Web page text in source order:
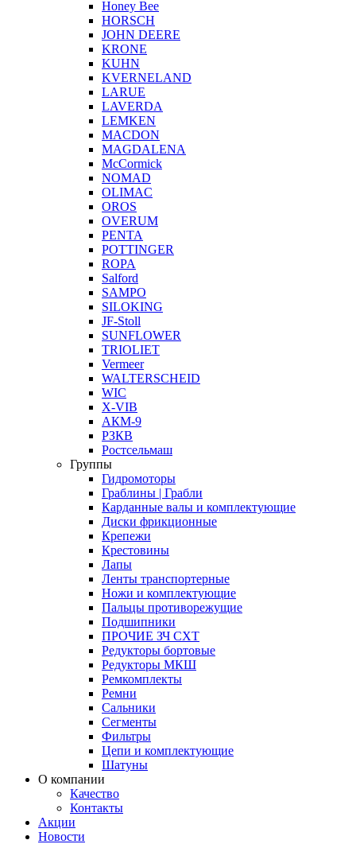
Honey Bee
HORSCH
JOHN DEERE
KRONE
KUHN
KVERNELAND
LARUE
LAVERDA
LEMKEN
MACDON
MAGDALENA
McCormick
NOMAD
OLIMAC
OROS
OVERUM
PENTA
POTTINGER
ROPA
Salford
SAMPO
SILOKING
JF-Stoll
SUNFLOWER
TRIOLIET
Vermeer
WALTERSCHEID
WIC
X-VIB
АКМ-9
РЗКВ
Ростсельмаш
Группы
Гидромоторы
Граблины | Грабли
Карданные валы и комплектующие
Диски фрикционные
Крепежи
Крестовины
Лапы
Ленты транспортерные
Ножи и комплектующие
Пальцы противорежущие
Подшипники
ПРОЧИЕ ЗЧ СХТ
Редукторы бортовые
Редукторы МКШ
Ремкомплекты
Ремни
Сальники
Сегменты
Фильтры
Цепи и комплектующие
Шатуны
О компании
Качество
Контакты
Акции
Новости